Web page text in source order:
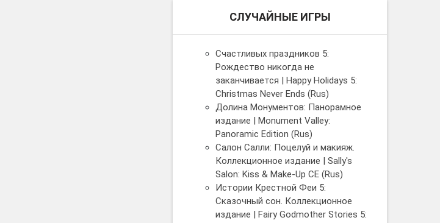
СЛУЧАЙНЫЕ ИГРЫ
Счастливых праздников 5:
Рождество никогда не
заканчивается | Happy Holidays 5:
Christmas Never Ends (Rus)
Долина Монументов: Панорамное
издание | Monument Valley:
Panoramic Edition (Rus)
Салон Салли: Поцелуй и макияж.
Коллекционное издание | Sally's
Salon: Kiss & Make-Up CE (Rus)
Истории Крестной Феи 5:
Сказочный cон. Коллекционное
издание | Fairy Godmother Stories 5: